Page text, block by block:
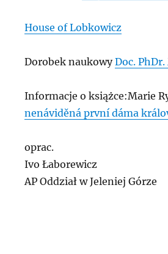
House of Lobkowicz
Dorobek naukowyDoc.
Informacje o książce:Marie
nenáviděná první dáma
oprac.
Ivo Łaborewicz
AP Oddział w Jeleniej Górze